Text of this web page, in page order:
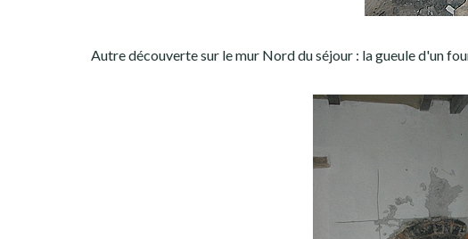
Autre découverte sur le mur Nord du séjour : la gueule d'un